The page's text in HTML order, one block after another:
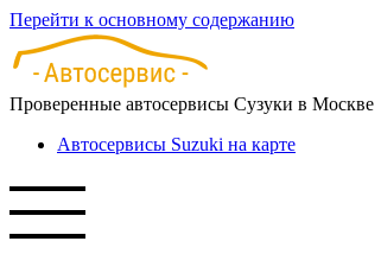
Перейти к основному содержанию
Проверенные автосервисы Сузуки в Москве
Автосервисы Suzuki на карте